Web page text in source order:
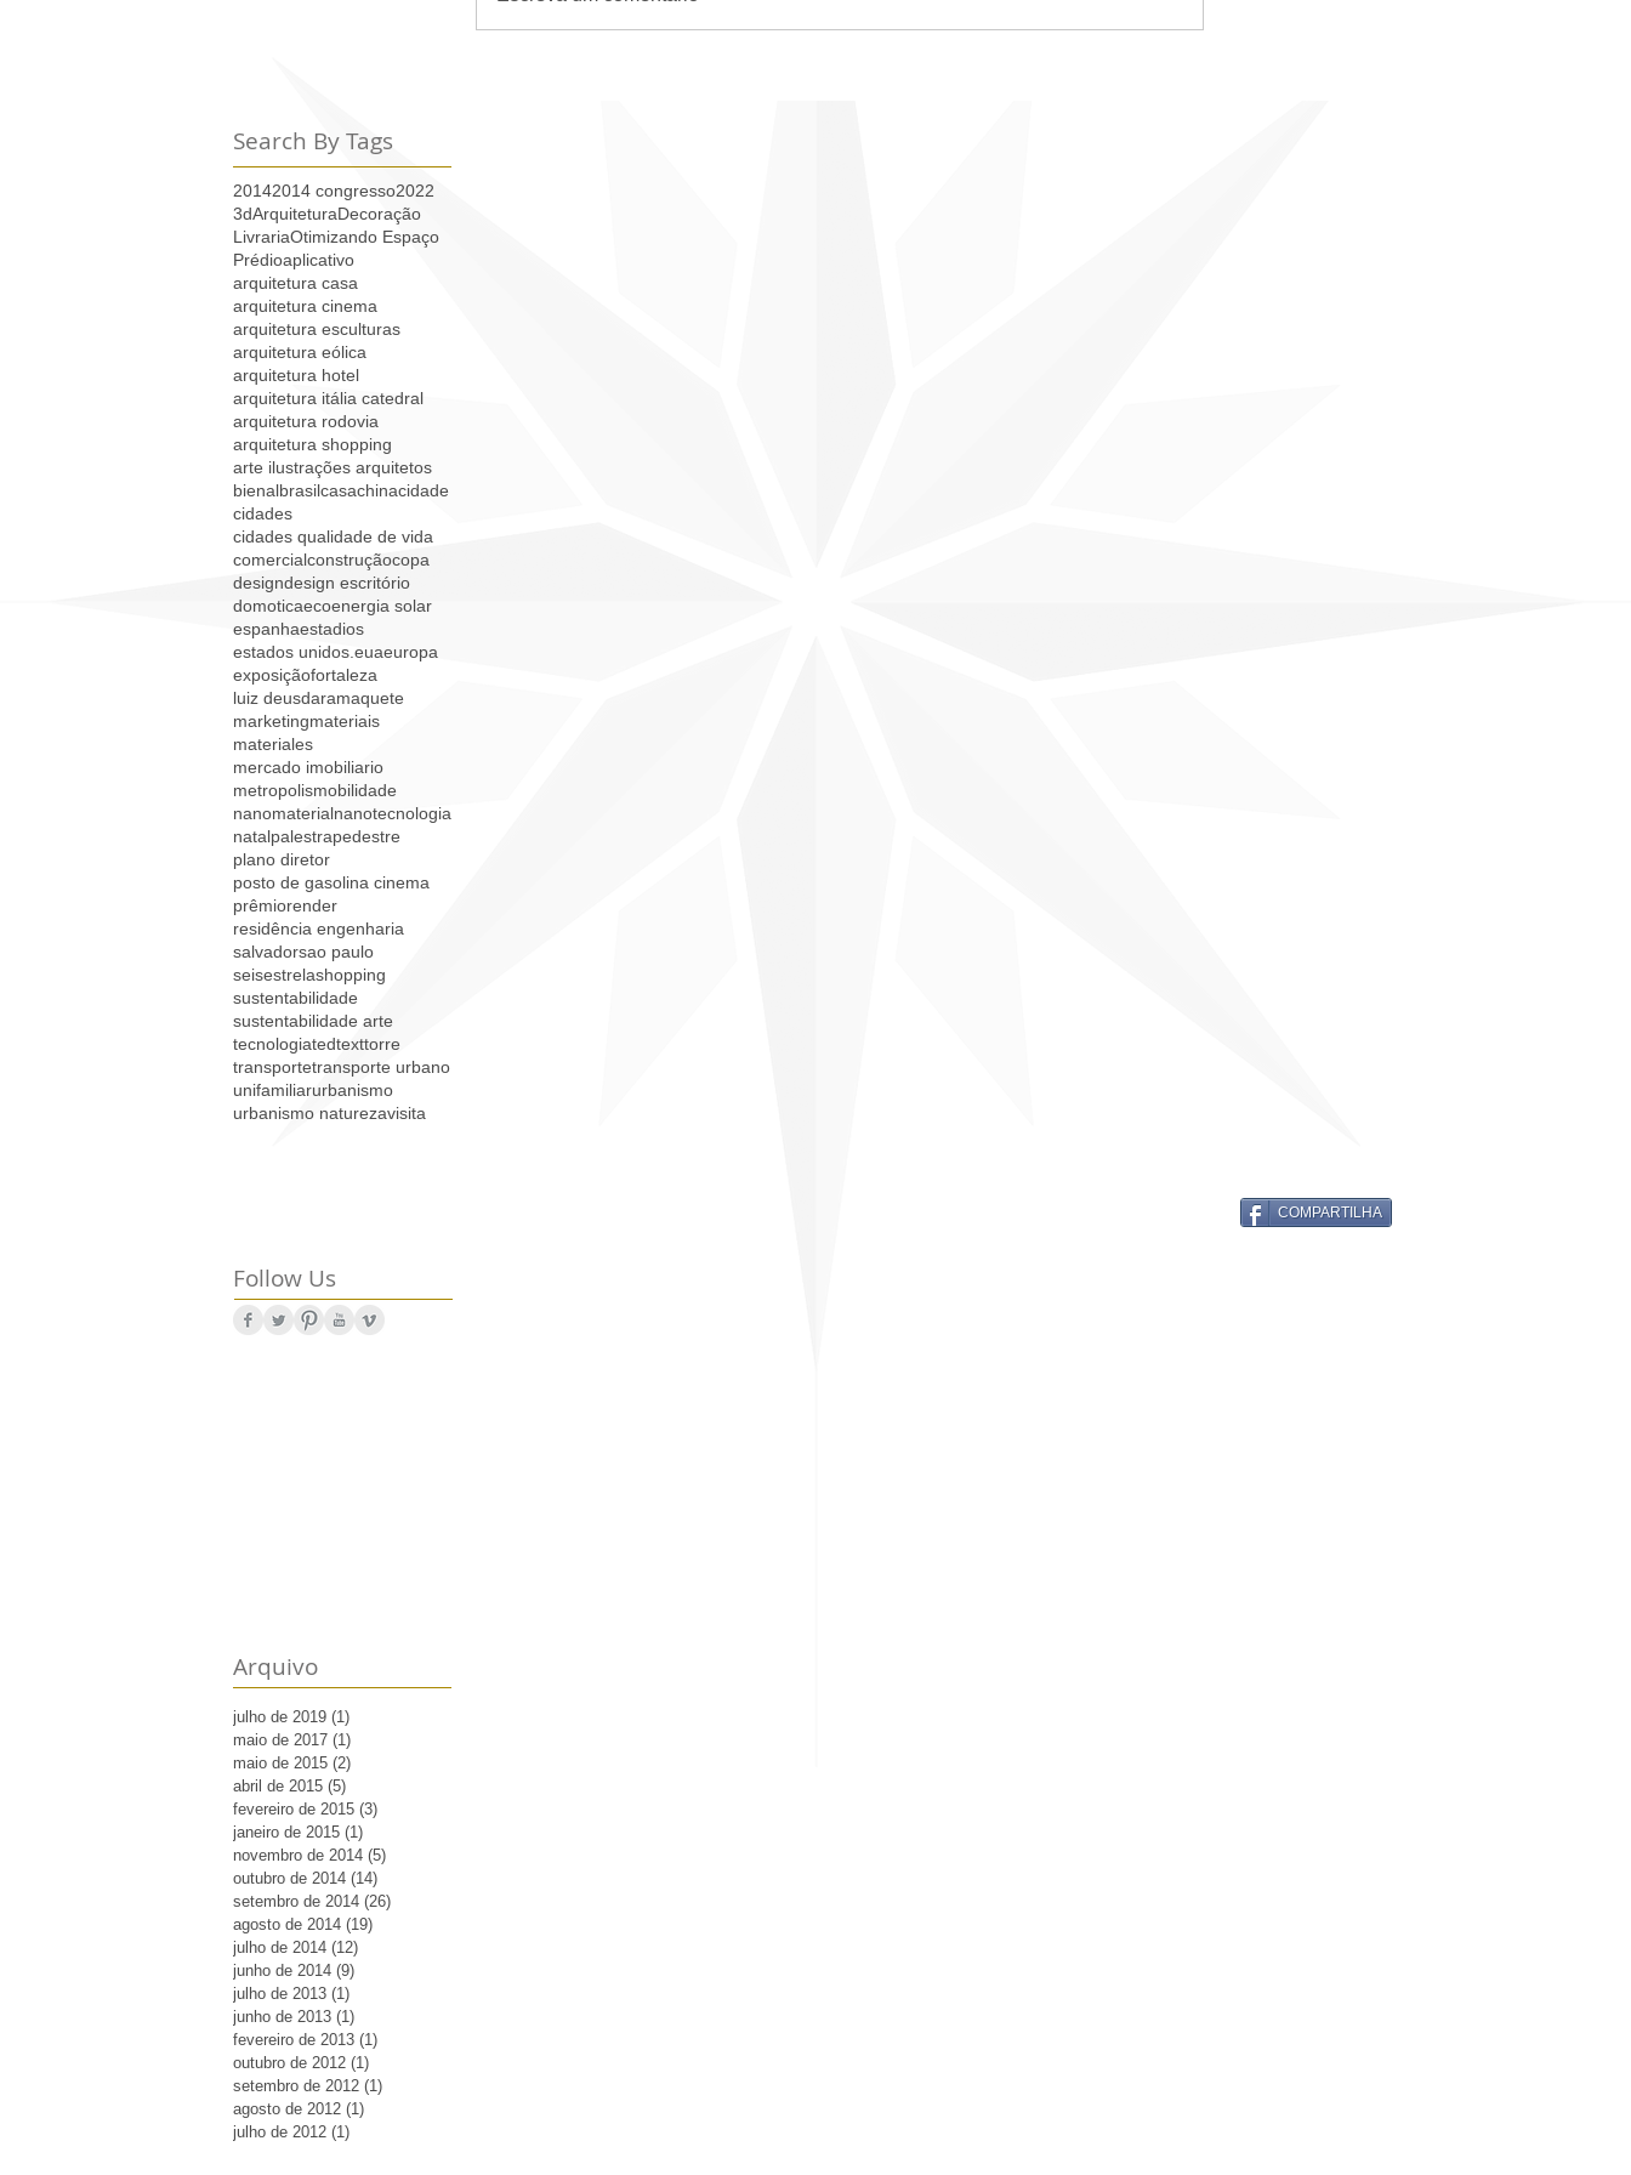
Search By Tags
20142014 congresso2022
3dArquiteturaDecoração
LivrariaOtimizando Espaço
Prédioaplicativo
arquitetura casa
arquitetura cinema
arquitetura esculturas
arquitetura eólica
arquitetura hotel
arquitetura itália catedral
arquitetura rodovia
arquitetura shopping
arte ilustrações arquitetos
bienalbrasilcasachinacidade
cidades
cidades qualidade de vida
comercialconstruçãocopa
designdesign escritório
domoticaecoenergia solar
espanhaestadios
estados unidos. euaeuropa
exposiçãofortaleza
luiz deusdaramaquete
marketingmateriais
materiales
mercado imobiliario
metropolismobilidade
nanomaterialnanotecnologia
natalpalestrapedestre
plano diretor
posto de gasolina cinema
prêmiorender
residência engenharia
salvadorsao paulo
seisestrelashopping
sustentabilidade
sustentabilidade arte
tecnologiatedtexttorre
transportetransporte urbano
unifamiliarurbanismo
urbanismo naturezavisita
COMPARTILHA
Follow Us
Arquivo
julho de 2019 (1)
maio de 2017 (1)
maio de 2015 (2)
abril de 2015 (5)
fevereiro de 2015 (3)
janeiro de 2015 (1)
novembro de 2014 (5)
outubro de 2014 (14)
setembro de 2014 (26)
agosto de 2014 (19)
julho de 2014 (12)
junho de 2014 (9)
julho de 2013 (1)
junho de 2013 (1)
fevereiro de 2013 (1)
outubro de 2012 (1)
setembro de 2012 (1)
agosto de 2012 (1)
julho de 2012 (1)